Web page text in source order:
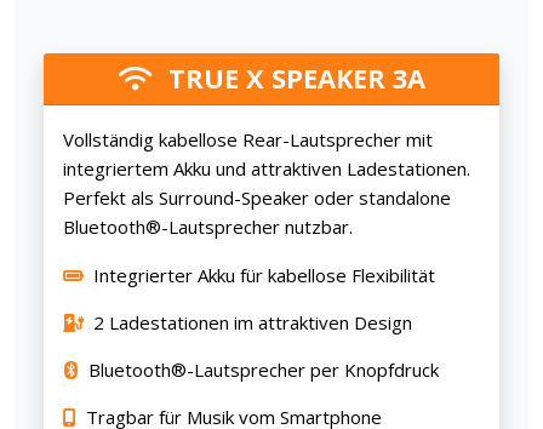
TRUE X SPEAKER 3A
Vollständig kabellose Rear-Lautsprecher mit
integriertem Akku und attraktiven Ladestationen.
Perfekt als Surround-Speaker oder standalone
Bluetooth®-Lautsprecher nutzbar.
Integrierter Akku für kabellose Flexibilität
2 Ladestationen im attraktiven Design
Bluetooth®-Lautsprecher per Knopfdruck
Tragbar für Musik vom Smartphone